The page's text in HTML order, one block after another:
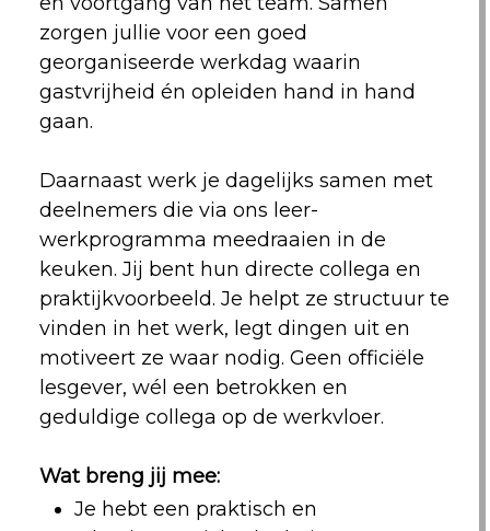
zorgen jullie voor een goed
georganiseerde werkdag waarin
gastvrijheid én opleiden hand in hand
gaan.
Daarnaast werk je dagelijks samen met
deelnemers die via ons leer-
werkprogramma meedraaien in de
keuken. Jij bent hun directe collega en
praktijkvoorbeeld. Je helpt ze structuur te
vinden in het werk, legt dingen uit en
motiveert ze waar nodig. Geen officiële
lesgever, wél een betrokken en
geduldige collega op de werkvloer.
Wat breng jij mee:
Je hebt een praktisch en